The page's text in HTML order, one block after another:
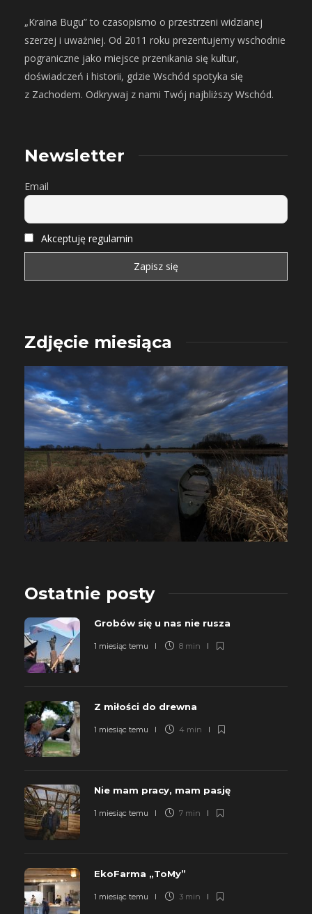
„Kraina Bugu” to czasopismo o przestrzeni widzianej
szerzej i uważniej. Od 2011 roku prezentujemy wschodnie
pograniczne jako miejsce przenikania się kultur,
doświadczeń i historii, gdzie Wschód spotyka się
z Zachodem. Odkrywaj z nami Twój najbliższy Wschód.
Newsletter
Email
Akceptuję regulamin
Zdjęcie miesiąca
Ostatnie posty
Grobów się u nas nie rusza
1 miesiąc temu 8 min
Z miłości do drewna
1 miesiąc temu 4 min
Nie mam pracy, mam pasję
1 miesiąc temu 7 min
EkoFarma „ToMy”
1 miesiąc temu 3 min